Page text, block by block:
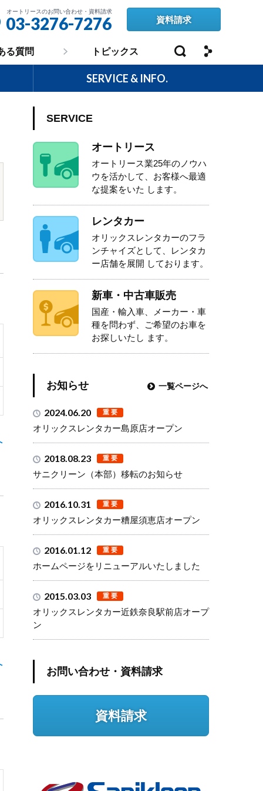
SERVICE & INFO.
SERVICE
オートリース
オートリース業25年のノウハ
ウを活かして、お客様へ最適
な提案をいた します。
レンタカー
オリックスレンタカーのフラ
ンチャイズとして、レンタカ
ー店舗を展開 しております。
新車・中古車販売
国産・輸入車、メーカー・車
種を問わず、ご希望のお車を
お探しいたし ます。
お知らせ 一覧ページへ
2024.06.20
オリックスレンタカー島原店オープン
2018.08.23
サニクリーン（本部）移転のお知らせ
2016.10.31
オリックスレンタカー糟屋須恵店オープン
2016.01.12
ホームページをリニューアルいたしました
2015.03.03
オリックスレンタカー近鉄奈良駅前店オープ
ン
お問い合わせ・資料請求
資料請求
オートリースのお問い合わせ・資料請求
03-3276-7276 資料請求
る質問 トピックス ,